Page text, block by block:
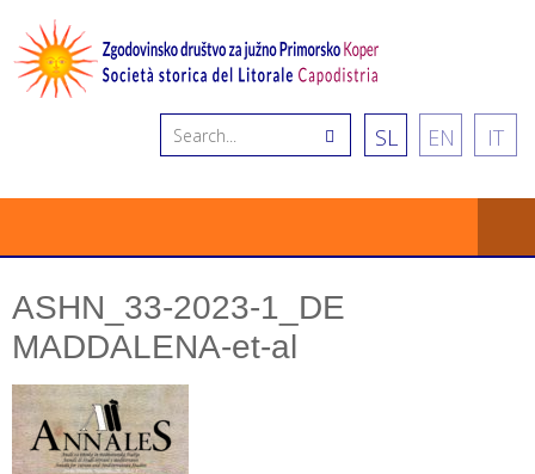
SL EN IT
ASHN_33-2023-1_DE
MADDALENA-et-al